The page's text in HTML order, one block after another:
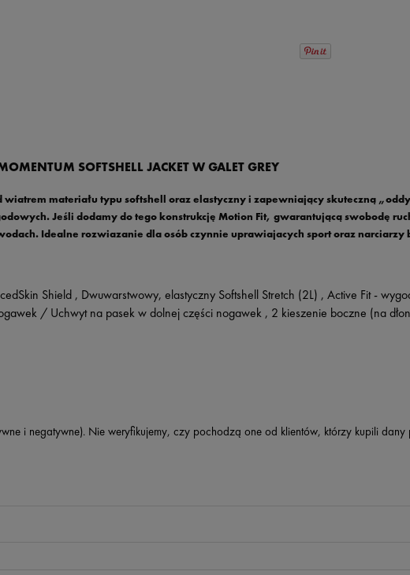
SOFTSHELL JACKET W GALET GREY
wiatrem materiału typu softshell oraz elastyczny i zapewniający skuteczną
Jeśli dodamy do tego konstrukcję Motion Fit, gwarantującą swobodę
Idealne rozwiazanie dla osób czynnie uprawiajacych sport oraz narciarzy
Shield , Dwuwarstwowy, elastyczny Softshell Stretch (2L) , Active Fit -
/ Uchwyt na pasek w dolnej części nogawek , 2 kieszenie boczne (na
i negatywne). Nie weryfikujemy, czy pochodzą one od klientów, którzy kupili dany